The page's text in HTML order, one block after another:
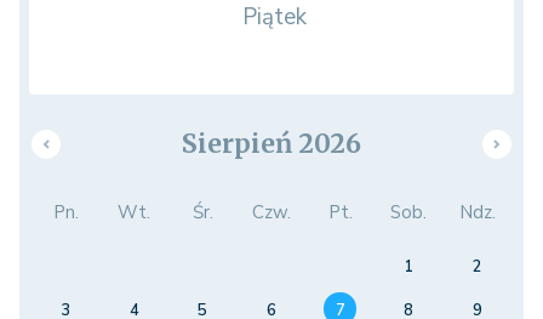
Piątek
Sierpień 2026
Pn. Wt. Śr. Czw. Pt. Sob. Ndz.
1
2
3
4 5 6 7 8
9